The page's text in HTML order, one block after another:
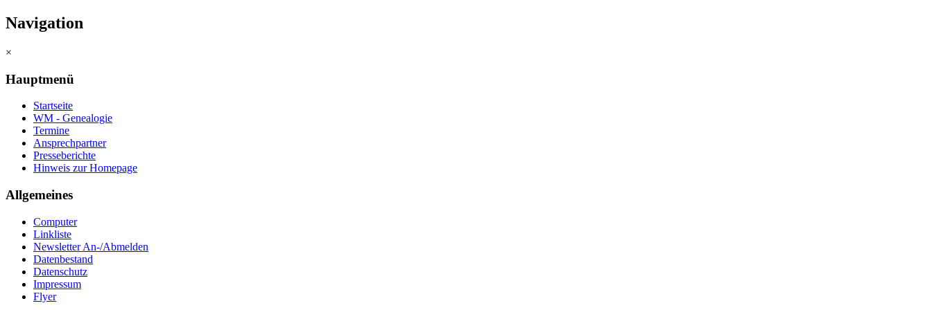
Navigation
×
Hauptmenü
Startseite
WM - Genealogie
Termine
Ansprechpartner
Presseberichte
Hinweis zur Homepage
Allgemeines
Computer
Linkliste
Newsletter An-/Abmelden
Datenbestand
Datenschutz
Impressum
Flyer